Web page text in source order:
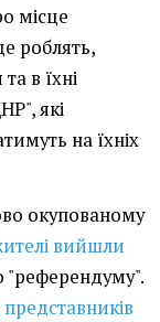
місце
роблять,
в їхні
які
на їхніх
окупованому
вийшли
"референдуму".